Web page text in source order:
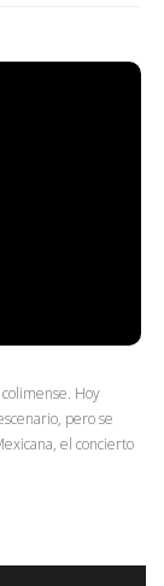
Hoy
pero se
el concierto